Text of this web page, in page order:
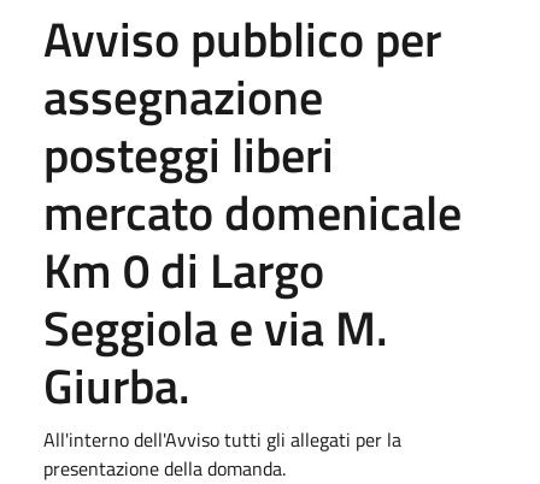
Avviso pubblico per
assegnazione
posteggi liberi
mercato domenicale
Km 0 di Largo
Seggiola e via M.
Giurba.
All'interno dell'Avviso tutti gli allegati per la
presentazione della domanda.